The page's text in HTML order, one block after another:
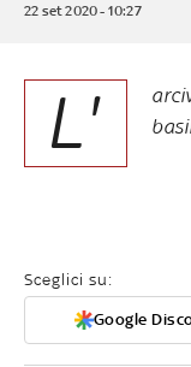
22 set 2020 - 10:27
L'
Sceglici su:
Google